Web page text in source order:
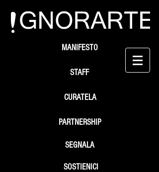
STAFF
SEGNALA
SOSTIENICI
MANIFESTO
PARTNERSHIP
CURATELA